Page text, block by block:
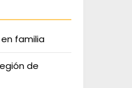
familia
de